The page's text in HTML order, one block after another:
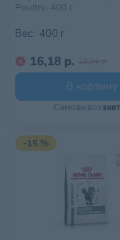
Poultry, 400 г
Вес: 400 г
16,18 р. 16,34 р.
В корзину
Самовывоз
-15 %